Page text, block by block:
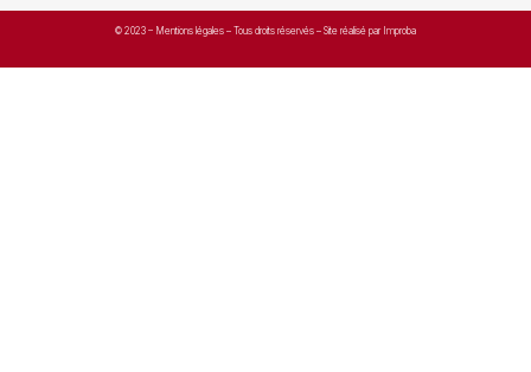
© 2023 – Mentions légales – Tous droits réservés – Site réalisé par Improba